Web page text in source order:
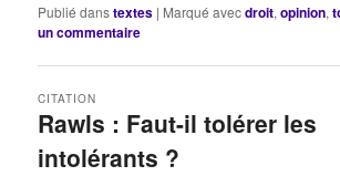
Publié danstextes | Marqué avecdroit,opinion,
un commentaire
Rawls : Faut-il tolérer les
intolérants ?
CITATION